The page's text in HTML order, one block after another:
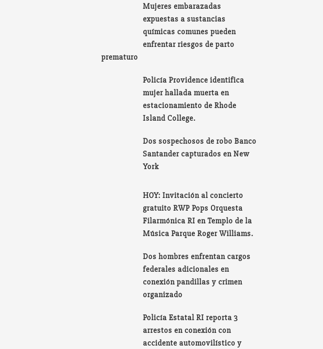
Mujeres embarazadas
expuestas a sustancias
químicas comunes pueden
enfrentar riesgos de parto
prematuro
Policía Providence identifica
mujer hallada muerta en
estacionamiento de Rhode
Island College.
Dos sospechosos de robo Banco
Santander capturados en New
York
HOY: Invitación al concierto
gratuito RWP Pops Orquesta
Filarmónica RI en Templo de la
Música Parque Roger Williams.
Dos hombres enfrentan cargos
federales adicionales en
conexión pandillas y crimen
organizado
Policía Estatal RI reporta 3
arrestos en conexión con
accidente automovilístico y